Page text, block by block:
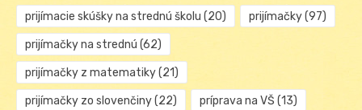
prijímacie skúšky na strednú školu (20) prijímačky(97)
prijímačky na strednú (62)
prijímačky z matematiky(21)
prijímačky zo slovenčiny(22) príprava na VŠ (13)